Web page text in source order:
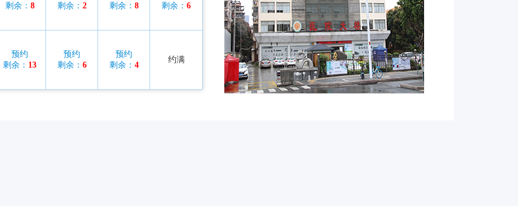
剩余： 8
剩余： 2
剩余： 8
剩余： 6
预约
剩余： 13
预约
剩余： 6
预约
剩余： 4
约满